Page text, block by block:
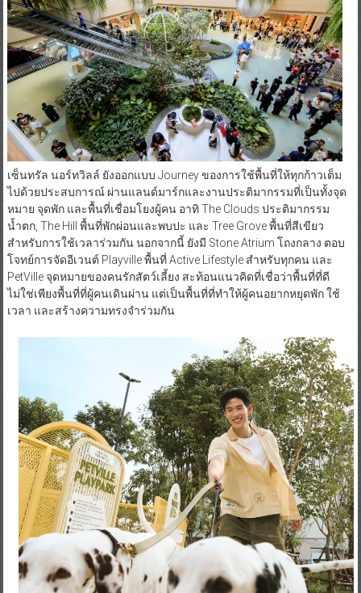
เซ็นทรัล นอร์ทวิลล์ ยังออกแบบ Journey ของการใช้พื้นที่ให้ทุกก้าวเต็ม
ไปด้วยประสบการณ์ ผ่านแลนด์มาร์กและงานประติมากรรมที่เป็นทั้งจุด
หมาย จุดพัก และพื้นที่เชื่อมโยงผู้คน อาทิ The Clouds ประติมากรรม
น้ำตก, The Hill พื้นที่พักผ่อนและพบปะ และ Tree Grove พื้นที่สีเขียว
สำหรับการใช้เวลาร่วมกัน นอกจากนี้ ยังมี Stone Atrium โถงกลาง ตอบ
โจทย์การจัดอีเวนต์ Playville พื้นที่ Active Lifestyle สำหรับทุกคน และ
PetVille จุดหมายของคนรักสัตว์เลี้ยง สะท้อนแนวคิดที่เชื่อว่าพื้นที่ที่ดี
ไม่ใช่เพียงพื้นที่ที่ผู้คนเดินผ่าน แต่เป็นพื้นที่ที่ทำให้ผู้คนอยากหยุดพัก ใช้
เวลา และสร้างความทรงจำร่วมกัน